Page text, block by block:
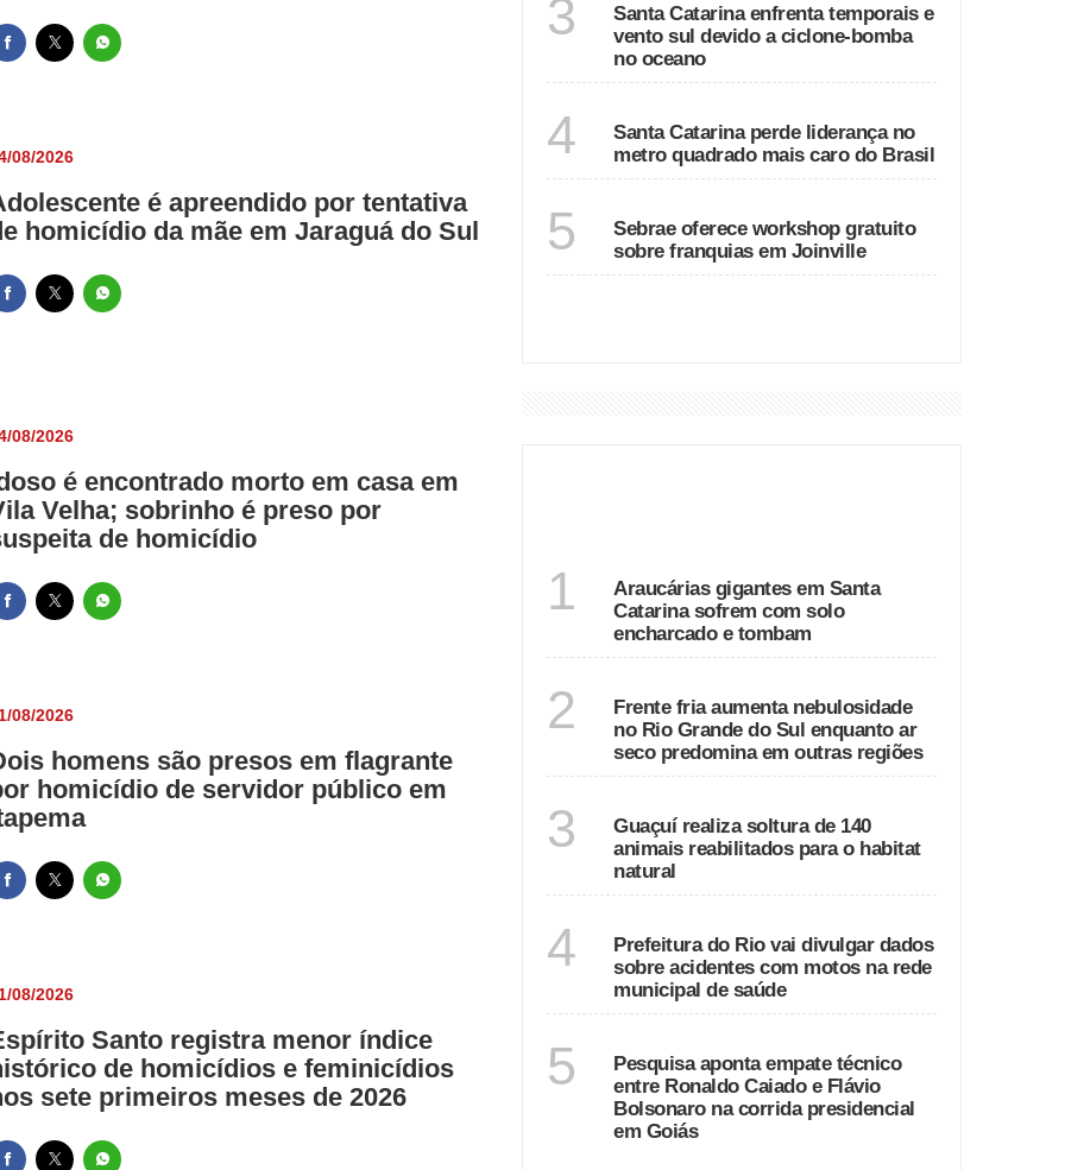
08/2026
é apreendido por tentativa
homicídio da mãe em Jaraguá do Sul
08/2026
é encontrado morto em casa em
Velha; sobrinho é preso por
de homicídio
08/2026
homens são presos em flagrante
homicídio de servidor público em
08/2026
Santo registra menor índice
de homicídios e feminicídios
sete primeiros meses de 2026
3
Santa Catarina enfrenta temporais e
vento sul devido a ciclone-bomba
no oceano
4
Santa Catarina perde liderança no
metro quadrado mais caro do Brasil
5
Sebrae oferece workshop gratuito
sobre franquias em Joinville
1
Araucárias gigantes em Santa
Catarina sofrem com solo
encharcado e tombam
2
Frente fria aumenta nebulosidade
no Rio Grande do Sul enquanto ar
seco predomina em outras regiões
3
Guaçuí realiza soltura de 140
animais reabilitados para o habitat
natural
4
Prefeitura do Rio vai divulgar dados
sobre acidentes com motos na rede
municipal de saúde
5
Pesquisa aponta empate técnico
entre Ronaldo Caiado e Flávio
Bolsonaro na corrida presidencial
em Goiás